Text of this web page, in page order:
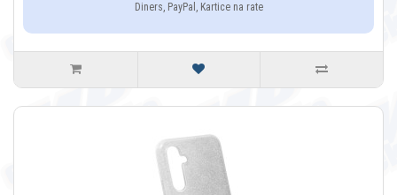
Diners, PayPal, Kartice na rate